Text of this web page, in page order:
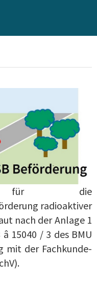
für die
radioaktiver
nach der Anlage 1
15040 / 3 des BMU
mit der Fachkunde-